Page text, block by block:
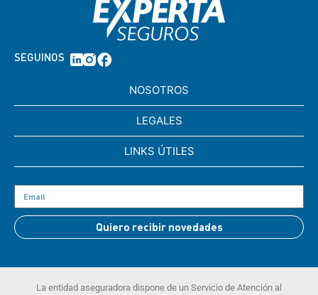
SEGUINOS
NOSOTROS
LEGALES
LINKS ÚTILES
Quiero recibir novedades
La entidad aseguradora dispone de un Servicio de Atención al